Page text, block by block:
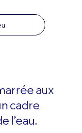
aux
cadre
l’eau.